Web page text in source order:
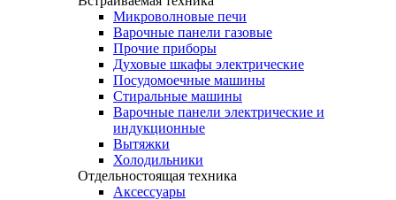
Микроволновые печи
Варочные панели газовые
Прочие приборы
Духовые шкафы электрические
Посудомоечные машины
Стиральные машины
Варочные панели электрические и
индукционные
Вытяжки
Холодильники
Отдельностоящая техника
Аксессуары